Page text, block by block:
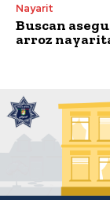
Nayarit
Buscan
arroz